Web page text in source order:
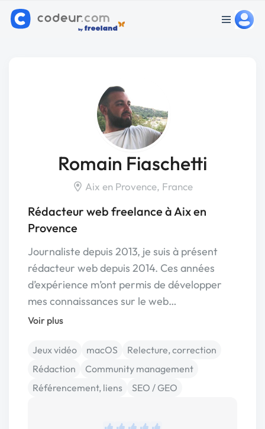
Romain Fiaschetti
Aix en Provence, France
Rédacteur web freelance à Aix en
Provence
Journaliste depuis 2013, je suis à présent
rédacteur web depuis 2014. Ces années
d’expérience m’ont permis de développer
mes connaissances sur le web…
Voir plus
Jeux vidéo macOS
Relecture, correction
Rédaction
Community management
Référencement, liens
SEO / GEO